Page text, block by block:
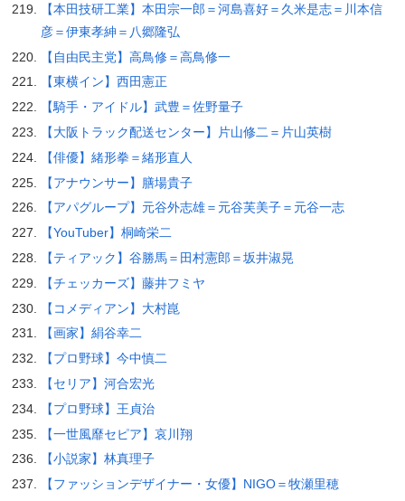
【本田技研工業】本田宗一郎＝河島喜好＝久米是志＝川本信
彦＝伊東孝紳＝八郷隆弘
【自由民主党】高鳥修＝高鳥修一
【東横イン】西田憲正
【騎手・アイドル】武豊＝佐野量子
【大阪トラック配送センター】片山修二＝片山英樹
【俳優】緒形拳＝緒形直人
【アナウンサー】膳場貴子
【アパグループ】元谷外志雄＝元谷芙美子＝元谷一志
【YouTuber】桐崎栄二
【ティアック】谷勝馬＝田村憲郎＝坂井淑晃
【チェッカーズ】藤井フミヤ
【コメディアン】大村崑
【画家】絹谷幸二
【プロ野球】今中慎二
【セリア】河合宏光
【プロ野球】王貞治
【一世風靡セピア】哀川翔
【小説家】林真理子
【ファッションデザイナー・女優】NIGO＝牧瀬里穂